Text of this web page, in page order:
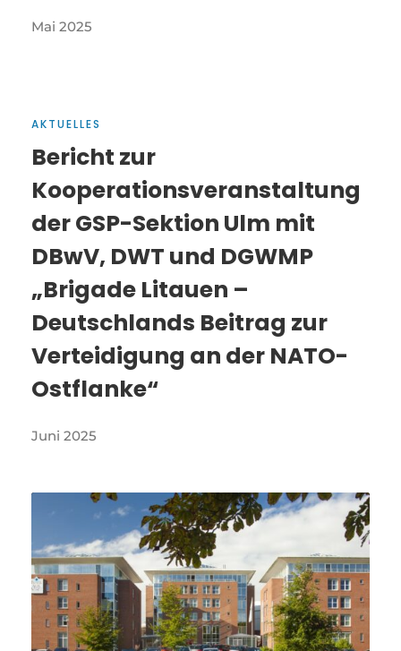
Mai 2025
AKTUELLES
Bericht zur
Kooperationsveranstaltung
der GSP-Sektion Ulm mit
DBwV, DWT und DGWMP
„Brigade Litauen –
Deutschlands Beitrag zur
Verteidigung an der NATO-
Ostflanke“
Juni 2025